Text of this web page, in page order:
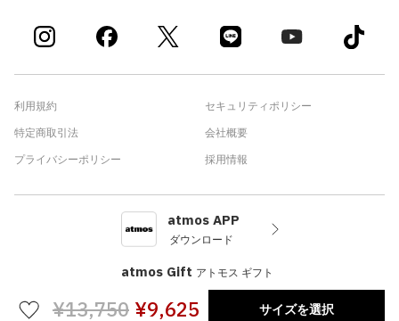
¥13,750 ¥9,625 サイズを選択
利用規約
特定商取引法
プライバシーポリシー
セキュリティポリシー
会社概要
採用情報
atmos APP
ダウンロード
atmos Gift アトモス ギフト